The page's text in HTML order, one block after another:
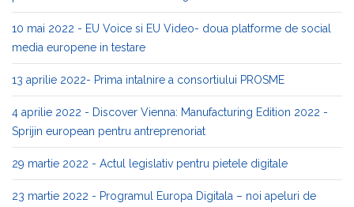
10 mai 2022 - EU Voice si EU Video- doua platforme de social
media europene in testare
13 aprilie 2022- Prima intalnire a consortiului PROSME
4 aprilie 2022 - Discover Vienna: Manufacturing Edition 2022 -
Sprijin european pentru antreprenoriat
29 martie 2022 - Actul legislativ pentru pietele digitale
23 martie 2022 - Programul Europa Digitala – noi apeluri de